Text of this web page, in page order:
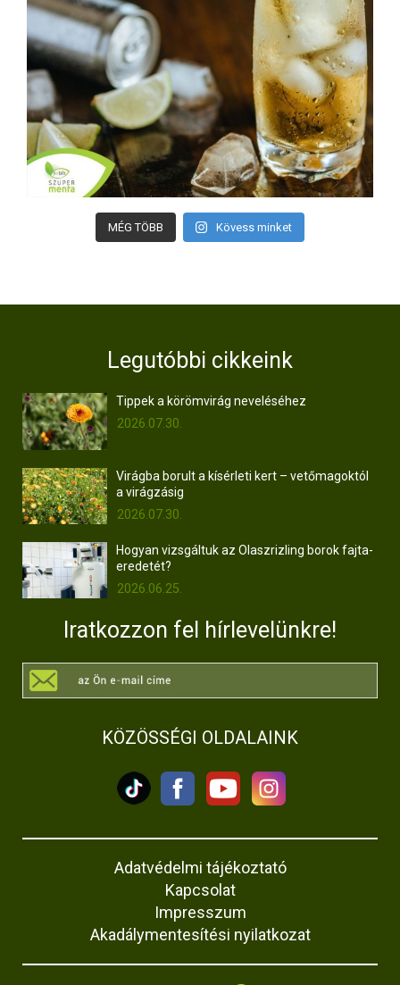
MÉG TÖBB Kövess minket
Legutóbbi cikkeink
Tippek a körömvirág neveléséhez
2026.07.30.
Virágba borult a kísérleti kert – vetőmagoktól
a virágzásig
2026.07.30.
Hogyan vizsgáltuk az Olaszrizling borok fajta-
eredetét?
2026.06.25.
Iratkozzon fel hírlevelünkre!
KÖZÖSSÉGI OLDALAINK
Adatvédelmi tájékoztató
Kapcsolat
Impresszum
Akadálymentesítési nyilatkozat